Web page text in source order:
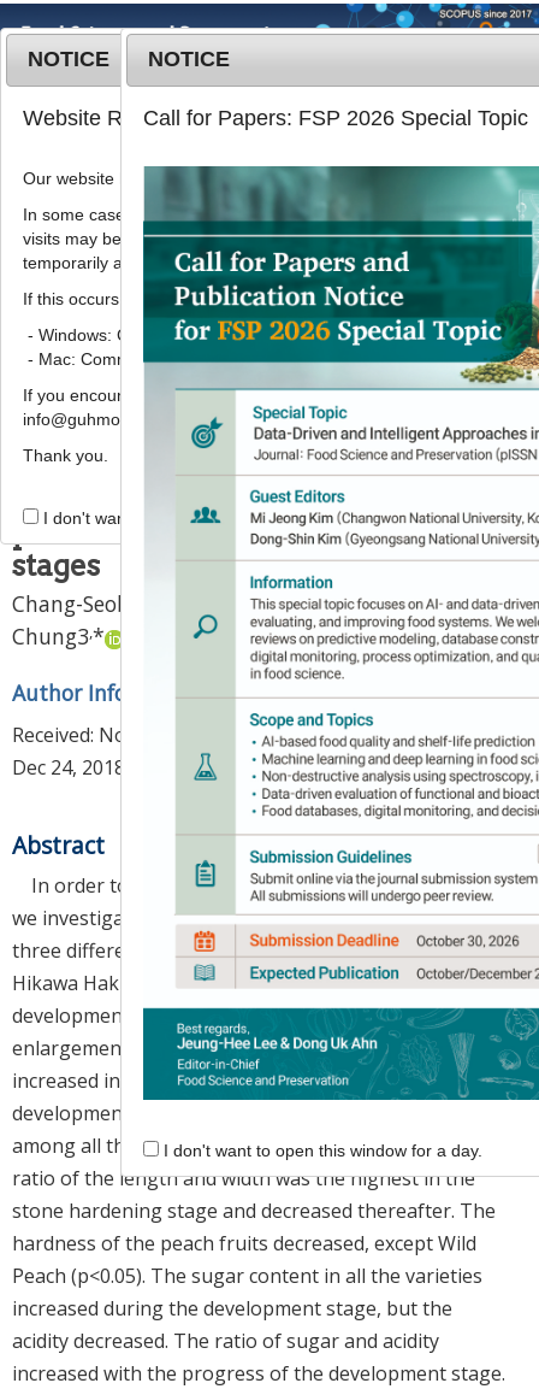
T
o
g
l
e
v
i
g
t
o
MENU
2019;26(2):174
pISSN: 1738-7248, eISSN: 2287-
7428
DOI:https://doi.org/10.11002/kjfp.2019.26.2.174
Article
성숙 시기별 복숭아 과일의 이화학적 특
성과 항산화능
김창섭1,이숙희 정신교 3,*
Physicochemical characteristics
and antioxidant capacities of
peach fruits in the development
stages
Chang-Seob Kim Suk-Hee Lee2,Shin-Kyo
Chung3,*
Author Information & Copyright▼
Received: Nov 21, 2018 ; Revised:Dec 21, 2018; Accepted:
Dec 24, 2018
Abstract
In order to promote the utilization of peach fruits,
we investigated the physicochemical characteristics of
three different varieties of peach, namely, Wild Peach,
Hikawa Hakuho, and Baekhyang, in various
development stages (stone-hardening, fruit
enlargement, and ripening). The peach fruits
increased in length, width, and weight in the
development stage. Baekhyang had the highest size
among all the varieties in the development stage. The
ratio of the length and width was the highest in the
stone hardening stage and decreased thereafter. The
hardness of the peach fruits decreased, except Wild
Peach (p<0.05). The sugar content in all the varieties
increased during the development stage, but the
acidity decreased. The ratio of sugar and acidity
increased with the progress of the development stage.
NOTICE
Website Renewal Notice
Our website has recently been renewed.
In some cases, images, CSS files, or other settings saved in your
visits may be reused instead of downloading the latest files. As a
temporarily appear incorrectly or may not display properly.
If this occurs, please perform a hard refresh.
- Windows: Ctrl + F5
- Mac: Command + Shift + R
If you encounter any errors or difficulties while using the website,
info@guhmok.com.
Thank you.
I don't want to open this window for a day.
NOTICE
Call for Papers: FSP 2026 Special Topic
I don't want to open this window for a day.